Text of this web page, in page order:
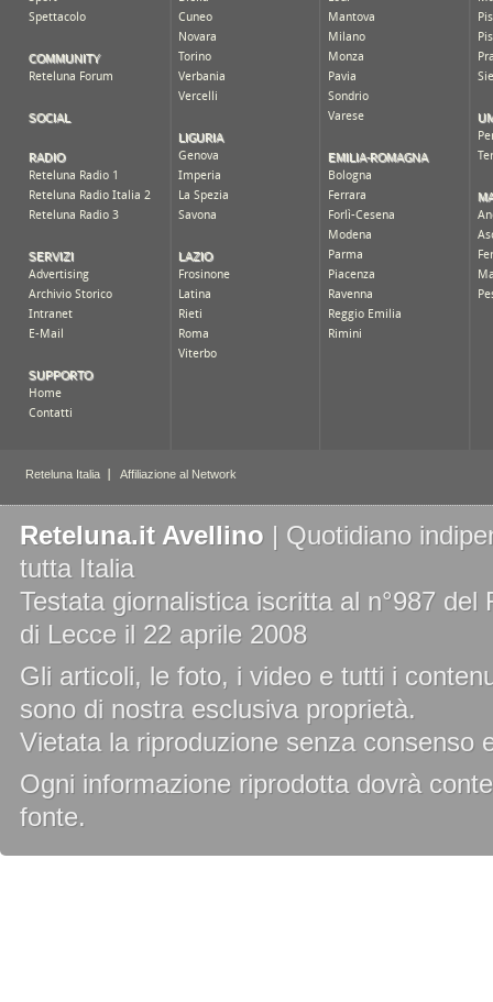
Reteluna.it Avellino | Quotidiano
tutta Italia
Testata giornalistica iscritta al n°987
di Lecce il 22 aprile 2008
Gli articoli, le foto, i video e tutti i
sono di nostra esclusiva proprietà.
Vietata la riproduzione senza consenso
Ogni informazione riprodotta dovrà
fonte.